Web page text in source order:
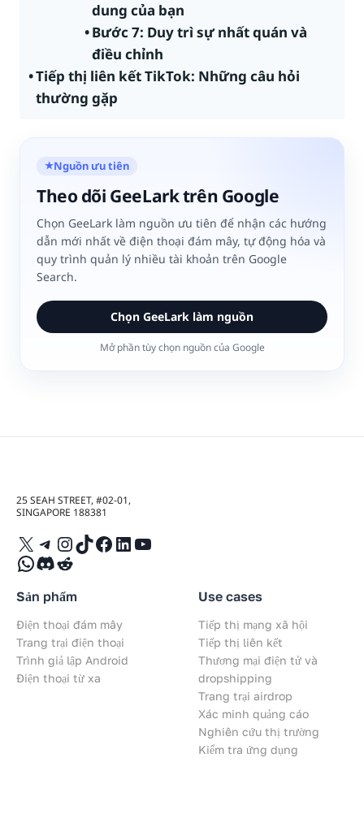
dung của bạn
Bước 7: Duy trì sự nhất quán và
điều chỉnh
Tiếp thị liên kết TikTok: Những câu hỏi
thường gặp
★Nguồn ưu tiên
Theo dõi GeeLark trên Google
Chọn GeeLark làm nguồn ưu tiên để nhận các hướng
dẫn mới nhất về điện thoại đám mây, tự động hóa và
quy trình quản lý nhiều tài khoản trên Google
Search.
Chọn GeeLark làm nguồn
Mở phần tùy chọn nguồn của Google
25 SEAH STREET, #02-01,
SINGAPORE 188381
X Telegram
Instagram
TikTok
Facebook
LinkedIn
YouTube
WhatsApp
Discord
Reddit
Sản phẩm
Điện thoại đám mây
Trang trại điện thoại
Trình giả lập Android
Điện thoại từ xa
Use cases
Tiếp thị mạng xã hội
Tiếp thị liên kết
Thương mại điện tử và
dropshipping
Trang trại airdrop
Xác minh quảng cáo
Nghiên cứu thị trường
Kiểm tra ứng dụng